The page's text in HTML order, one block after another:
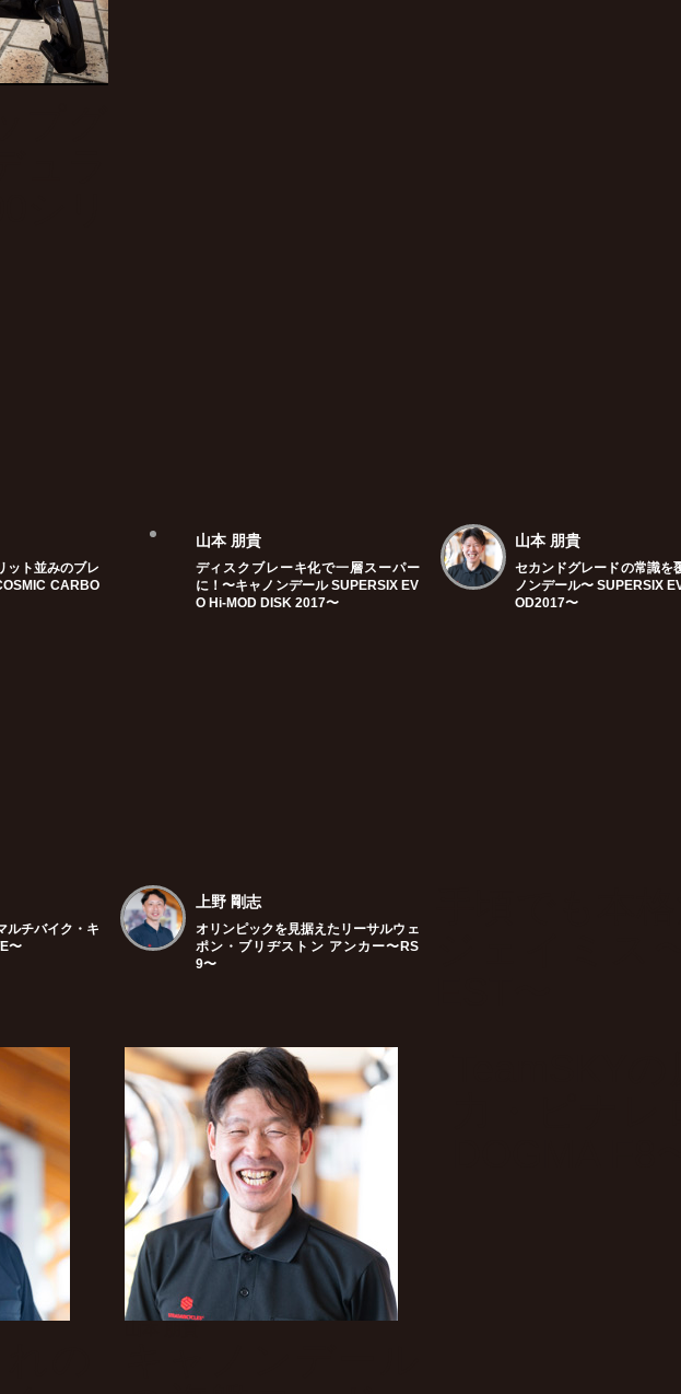
ット並みのブレ
CARBO
山本 朋貴
ディスクブレーキ化で一層スーパー
に！〜キャノンデール SUPERSIX EV
O Hi-MOD DISK 2017〜
山本 朋貴
セカンドグレードの常識を
ノンデール〜 SUPERSIX
OD2017〜
ルチバイク・キ
〜
上野 剛志
オリンピックを見据えたリーサルウェ
ポン・ブリヂストン アンカー〜RS
9〜